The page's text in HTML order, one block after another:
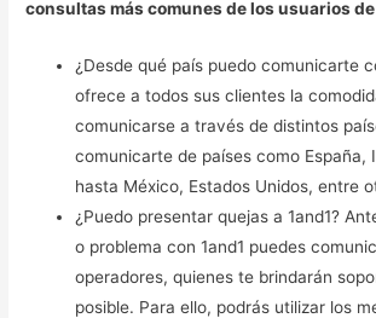
consultas más comunes de los usuarios de
¿Desde qué país puedo comunicarte
ofrece a todos sus clientes la
comunicarse a través de distintos
comunicarte de países como España,
hasta México, Estados Unidos, entre
¿Puedo presentar quejas a 1and1?
o problema con 1and1 puedes
operadores, quienes te brindarán
posible. Para ello, podrás utilizar los